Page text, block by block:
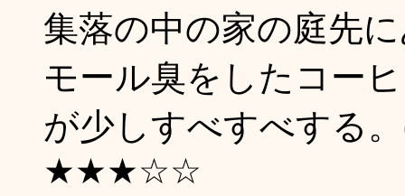
集落の中の家の庭先
モール臭をしたコー
が少しすべすべする
★★★☆☆